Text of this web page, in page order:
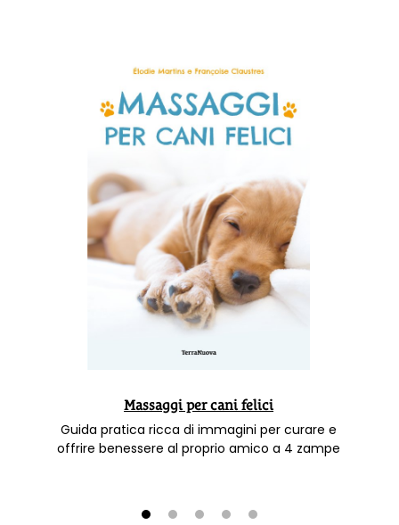
Massaggi per cani felici
Guida pratica ricca di immagini per curare e
offrire benessere al proprio amico a 4 zampe